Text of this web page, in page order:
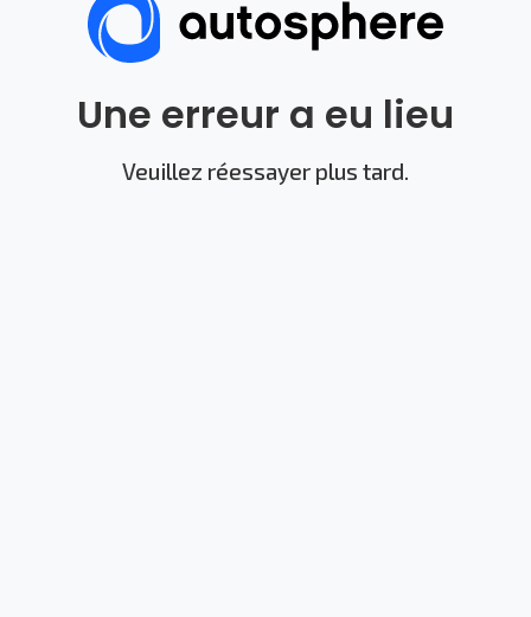
Une erreur a eu lieu
Veuillez réessayer plus tard.